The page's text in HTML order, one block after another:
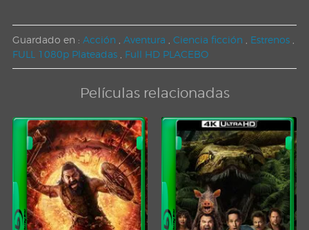
Guardado en : Acción Aventura Ciencia ficción Estrenos
FULL 1080p Plateadas
Full HD PLACEBO
Películas relacionadas